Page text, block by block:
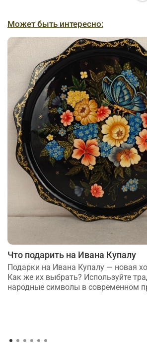
Может быть интересно:
Что подарить на Ивана Купалу
Подарки на Ивана Купалу — новая
Как же их выбрать? Используйте
народные символы в современном